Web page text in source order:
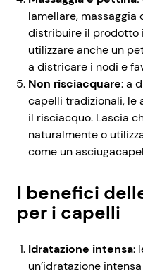
lamellare,
distribuire il prodotto
utilizzare anche un
a districare i nodi e
Non risciacquare: a
capelli tradizionali, le
il risciacquo. Lascia
naturalmente o
come un
I benefici
per i capelli
Idratazione intensa:
un’idratazione